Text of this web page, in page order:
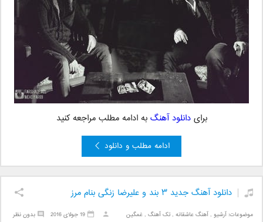
برایدانلود آهنگ به ادامه مطلب مراجعه کنید
ادامه مطلب و دانلود
دانلود آهنگ جدید ۳ بند و علیرضا زنگی بنام مرز
موضوعات:آرشیو ,آهنگ عاشقانه ,تک آهنگ ,غمگین بدون نظر 19 جولای 2016